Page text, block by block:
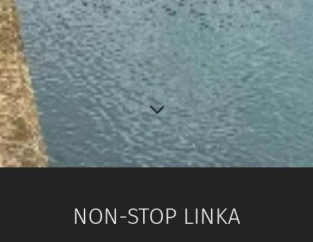
NON-STOP LINKA